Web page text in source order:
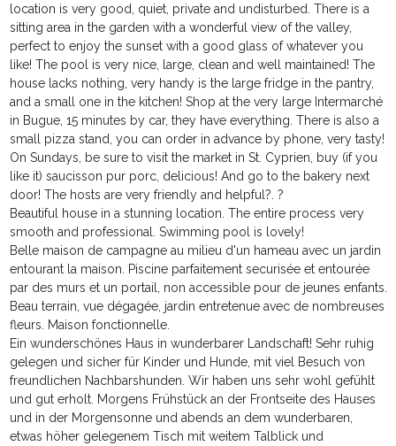
location is very good, quiet, private and undisturbed. There is a
sitting area in the garden with a wonderful view of the valley,
perfect to enjoy the sunset with a good glass of whatever you
like! The pool is very nice, large, clean and well maintained! The
house lacks nothing, very handy is the large fridge in the pantry,
and a small one in the kitchen! Shop at the very large Intermarché
in Bugue, 15 minutes by car, they have everything. There is also a
small pizza stand, you can order in advance by phone, very tasty!
On Sundays, be sure to visit the market in St. Cyprien, buy (if you
like it) saucisson pur porc, delicious! And go to the bakery next
door! The hosts are very friendly and helpful?. ?
Beautiful house in a stunning location. The entire process very
smooth and professional. Swimming pool is lovely!
Belle maison de campagne au milieu d'un hameau avec un jardin
entourant la maison. Piscine parfaitement securisée et entourée
par des murs et un portail, non accessible pour de jeunes enfants.
Beau terrain, vue dégagée, jardin entretenue avec de nombreuses
fleurs. Maison fonctionnelle.
Ein wunderschönes Haus in wunderbarer Landschaft! Sehr ruhig
gelegen und sicher für Kinder und Hunde, mit viel Besuch von
freundlichen Nachbarshunden. Wir haben uns sehr wohl gefühlt
und gut erholt. Morgens Frühstück an der Frontseite des Hauses
und in der Morgensonne und abends an dem wunderbaren,
etwas höher gelegenem Tisch mit weitem Talblick und